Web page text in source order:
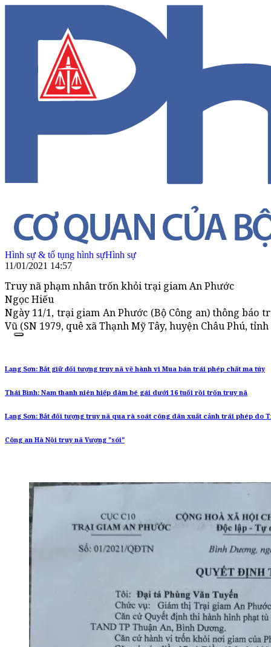
Hình sự & tố tụng hình sựHình sự
11/01/2021 14:57
Truy nã phạm nhân trốn khỏi trại giam An Phước
Ngọc Hiếu
Ngày 11/1, trại giam An Phước (Bộ Công an) thông
Vũ (SN 1979, quê xã Thạnh Mỹ Tây, huyện Châu Phú,
Lạng Sơn: Bắt giữ đối tượng truy nã về hành vi Mua bán trái phép chất ma túy
Thái Bình: Nam thanh niên hiếp dâm bé gái dưới 16 tuổi rồi trốn truy nã
Lạng Sơn: Bắt đối tượng truy nã qua rà soát công dân xuất cảnh trái phép do
Công an Hà Nội truy nã Vượng "sói"